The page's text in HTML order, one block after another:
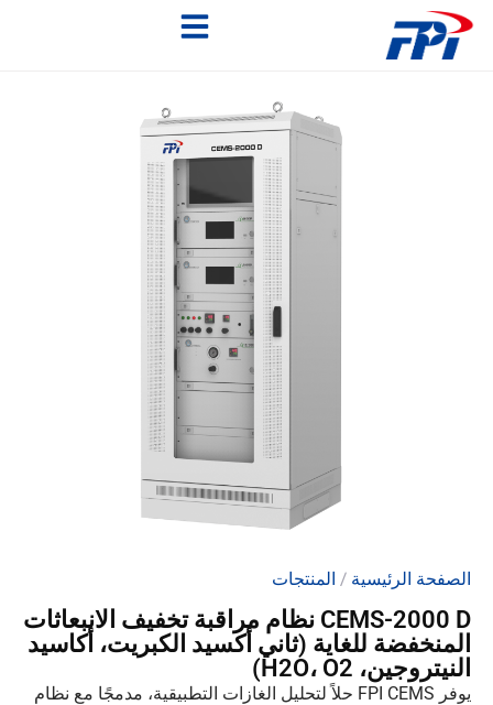
الصفحة الرئيسية / المنتجات
CEMS-2000 D نظام مراقبة تخفيف الانبعاثات
المنخفضة للغاية (ثاني أكسيد الكبريت، أكاسيد
النيتروجين، H2O، O2)
يوفر FPI CEMS حلاً لتحليل الغازات التطبيقية، مدمجًا مع نظام